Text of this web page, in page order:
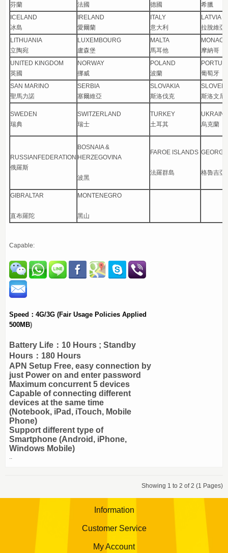
芬蘭
法國
德國
希臘
ICELAND
冰島
IRELAND
愛爾蘭
ITALY
意大利
LATVIA
拉脫維亞
LITHUANIA
立陶宛
LUXEMBOURG
盧森堡
MALTA
馬耳他
MONACO
摩納哥
UNITED KINGDOM
英國
NORWAY
挪威
POLAND
波蘭
葡萄牙
SAN MARINO
聖馬力諾
SERBIA
塞爾維亞
SLOVAKIA
斯洛伐克
斯洛文尼
SWEDEN
瑞典
SWITZERLAND
瑞士
TURKEY
土耳其
UKRAINE
烏克蘭
RUSSIANFEDERATION
俄羅斯
BOSNAIA &
HERZEGOVINA
波黑
FAROE ISLANDS
法羅群島 格魯吉亞
GIBRALTAR
直布羅陀
MONTENEGRO
黑山
Capable:
Speed：4G/3G (Fair Usage Policies Applied
500MB)
Battery Life：10 Hours ; Standby
Hours：180 Hours
APN Setup Free, easy connection by
just Power on and enter password
Maximum concurrent 5 devices
Capable of connecting different
devices at the same time
(Notebook, iPad, iTouch, Mobile
Phone)
Support different type of
Smartphone (Android, iPhone,
Windows Mobile)
..
Showing 1 to 2 of 2 (1 Pages)
Information
Customer Service
My Account